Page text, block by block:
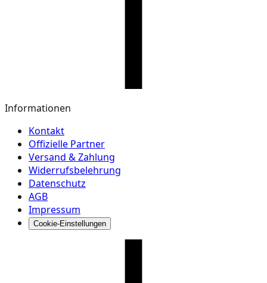
Informationen
Kontakt
Offizielle Partner
Versand & Zahlung
Widerrufsbelehrung
Datenschutz
AGB
Impressum
Cookie-Einstellungen